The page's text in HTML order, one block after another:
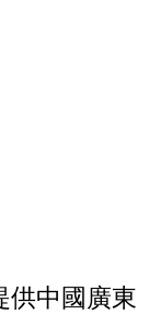
供中國廣東